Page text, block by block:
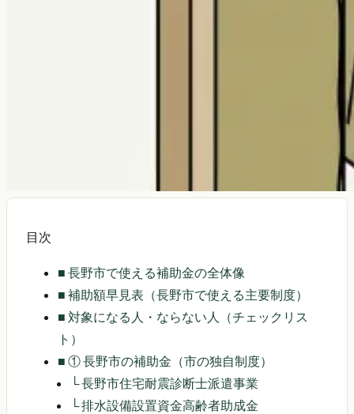
目次
■ 長野市で使える補助金の全体像
■ 補助額早見表（長野市で使える主要制度）
■ 対象になる人・ならない人（チェックリス
ト）
■ ① 長野市の補助金（市の独自制度）
└長野市住宅耐震診断士派遣事業
└排水設備設置資金高齢者助成金